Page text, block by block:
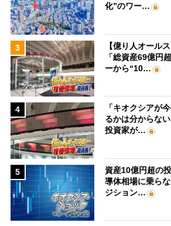
化”のワー…
3
【億り人オール
「総資産69億円
ーから“10…
4
「キオクシアが
るかは分からな
投資家が…
5
資産10億円超の
導体相場に乗ら
ジション…